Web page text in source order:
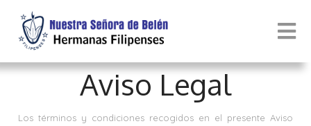
Aviso Legal
Los términos y condiciones recogidos en el presente Aviso